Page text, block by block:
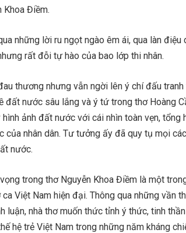
Khoa Điềm.
những lời ru ngọt ngào êm ái, qua làn điệu
rất đỗi tự hào của bao lớp thi nhân.
thương nhưng vẫn ngời lên ý chí đấu
đất nước sâu lắng và ý tứ trong thơ Hoàng
ảnh đất nước với cái nhìn toàn vẹn, tổng
của nhân dân. Tư tưởng ấy đã quy tụ mọi
nước.
trong thơ Nguyễn Khoa Điềm là một
Việt Nam hiện đại. Thông qua những vần
luận, nhà thơ muốn thức tỉnh ý thức, tinh
hệ trẻ Việt Nam trong những năm kháng